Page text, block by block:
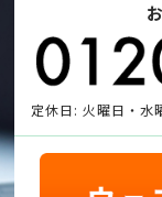
定休日: 火曜日・水